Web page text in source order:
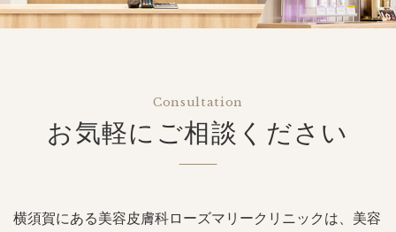
Consultation
お気軽にご相談ください
横須賀にある美容皮膚科ローズマリークリニックは、美容